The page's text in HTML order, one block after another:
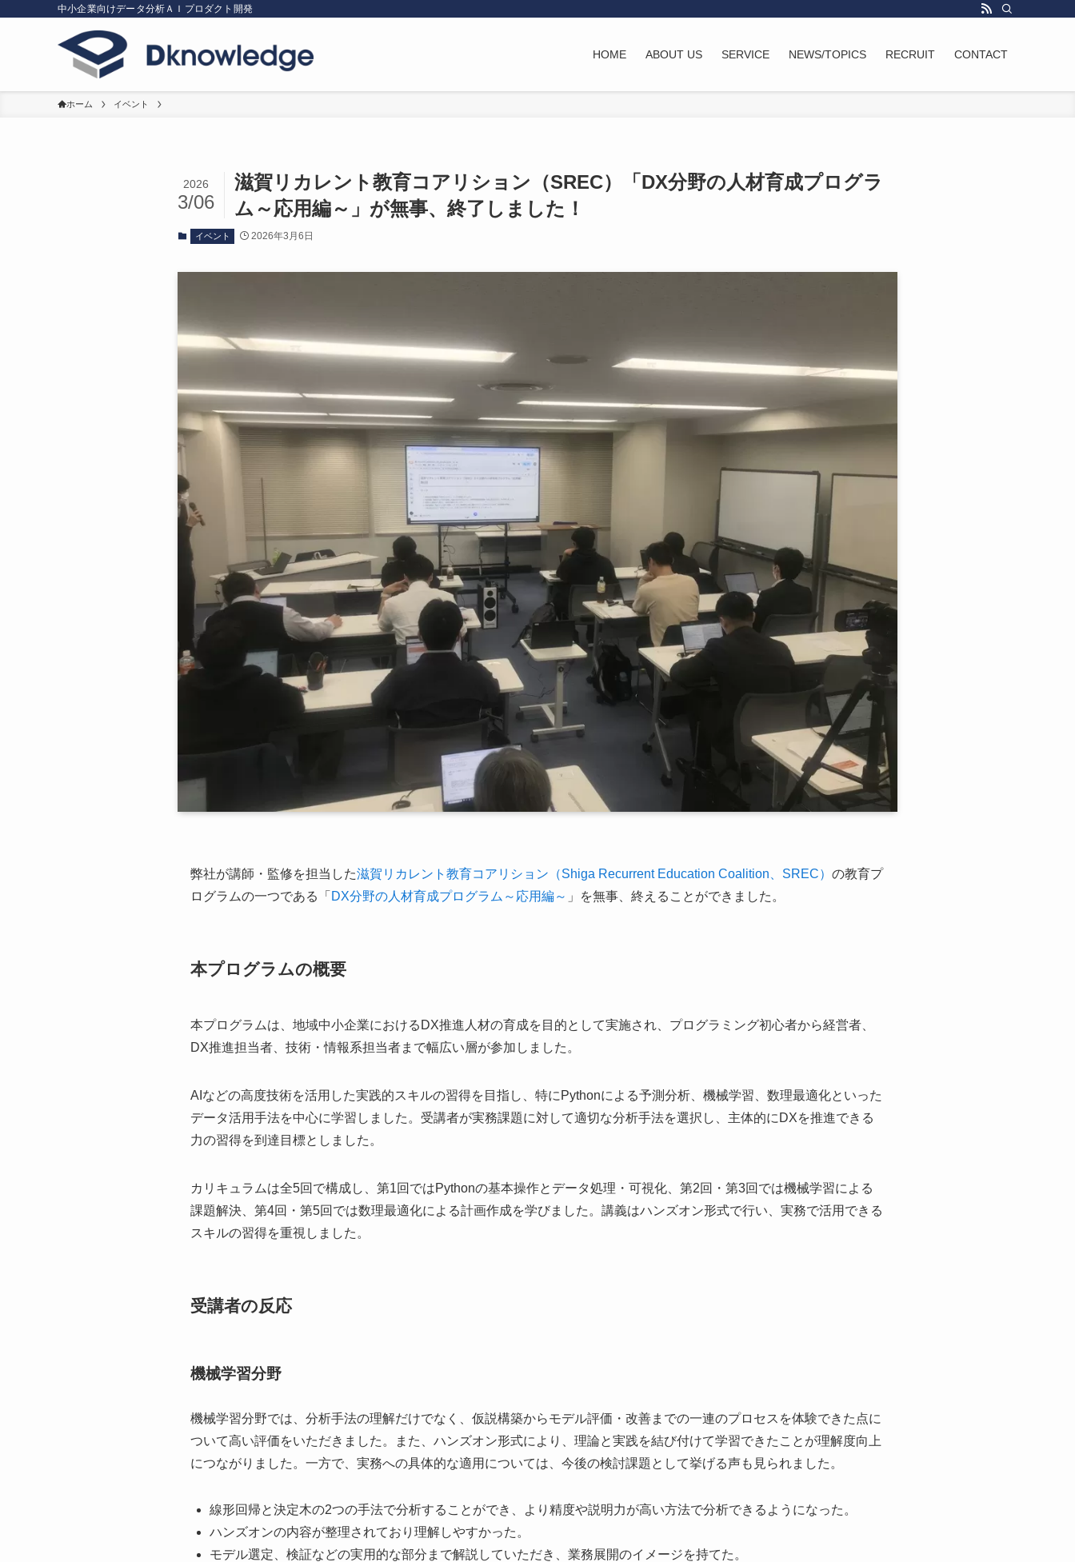
中小企業向けデータ分析ＡＩプロダクト開発
HOME ABOUT US SERVICE NEWS/TOPICS RECRUIT CONTACT
ホーム イベント
滋賀リカレント教育コアリション（SREC）「DX分野の人材育成プログラ
ム～応用編～」が無事、終了しました！
2026
3/06
イベント 2026年3月6日
弊社が講師・監修を担当した滋賀リカレント教育コアリション（Shiga Recurrent Education Coalition、SREC） の教育プ
ログラムの一つである「 DX分野の人材育成プログラム～応用編～ 」を無事、終えることができました。
本プログラムの概要
本プログラムは、地域中小企業におけるDX推進人材の育成を目的として実施され、プログラミング初心者から経営者、
DX推進担当者、技術・情報系担当者まで幅広い層が参加しました。
AIなどの高度技術を活用した実践的スキルの習得を目指し、特にPythonによる予測分析、機械学習、数理最適化といった
データ活用手法を中心に学習しました。受講者が実務課題に対して適切な分析手法を選択し、主体的にDXを推進できる
力の習得を到達目標としました。
カリキュラムは全5回で構成し、第1回ではPythonの基本操作とデータ処理・可視化、第2回・第3回では機械学習による
課題解決、第4回・第5回では数理最適化による計画作成を学びました。講義はハンズオン形式で行い、実務で活用できる
スキルの習得を重視しました。
受講者の反応
機械学習分野
機械学習分野では、分析手法の理解だけでなく、仮説構築からモデル評価・改善までの一連のプロセスを体験できた点に
ついて高い評価をいただきました。また、ハンズオン形式により、理論と実践を結び付けて学習できたことが理解度向上
につながりました。一方で、実務への具体的な適用については、今後の検討課題として挙げる声も見られました。
線形回帰と決定木の2つの手法で分析することができ、より精度や説明力が高い方法で分析できるようになった。
ハンズオンの内容が整理されており理解しやすかった。
モデル選定、検証などの実用的な部分まで解説していただき、業務展開のイメージを持てた。